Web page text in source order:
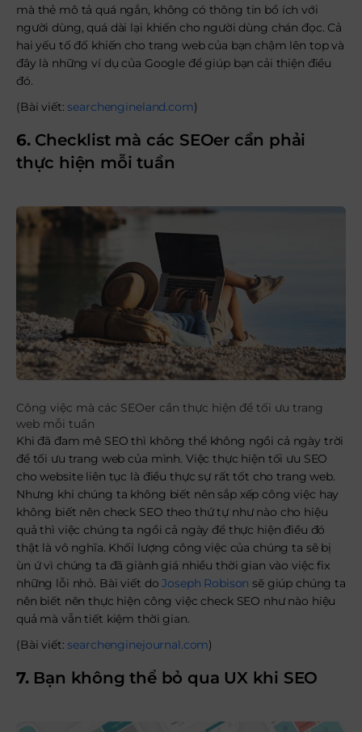
mà thẻ mô tả quá ngắn, không có thông tin bổ ích với
người dùng, quá dài lại khiến cho người dùng chán đọc. Cả
hai yếu tố đố khiến cho trang web của bạn chậm lên top và
đây là những ví dụ của Google để giúp bạn cải thiện điều
đó.
(Bài viết:searchengineland.com)
6. Checklist mà các SEOer cần phải
thực hiện mỗi tuần
Công việc mà các SEOer cần thực hiện để tối ưu trang
web mỗi tuần
Khi đã đam mê SEO thì không thể không ngồi cả ngày trời
để tối ưu trang web của mình. Việc thực hiện tối ưu SEO
cho website liên tục là điều thực sự rất tốt cho trang web.
Nhưng khi chúng ta không biết nên sắp xếp công việc hay
không biết nên check SEO theo thứ tự như nào cho hiệu
quả thì việc chúng ta ngồi cả ngày để thực hiện điều đó
thật là vô nghĩa. Khối lượng công việc của chúng ta sẽ bị
ùn ứ vì chúng ta đã giành giá nhiều thời gian vào việc fix
những lỗi nhỏ. Bài viết doJoseph Robison sẽ giúp chúng ta
nên biết nên thực hiện công việc check SEO như nào hiệu
quả mà vẫn tiết kiệm thời gian.
(Bài viết:searchenginejournal.com)
7. Bạn không thể bỏ qua UX khi SEO